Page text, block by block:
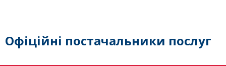
Офіційні постачальники послуг